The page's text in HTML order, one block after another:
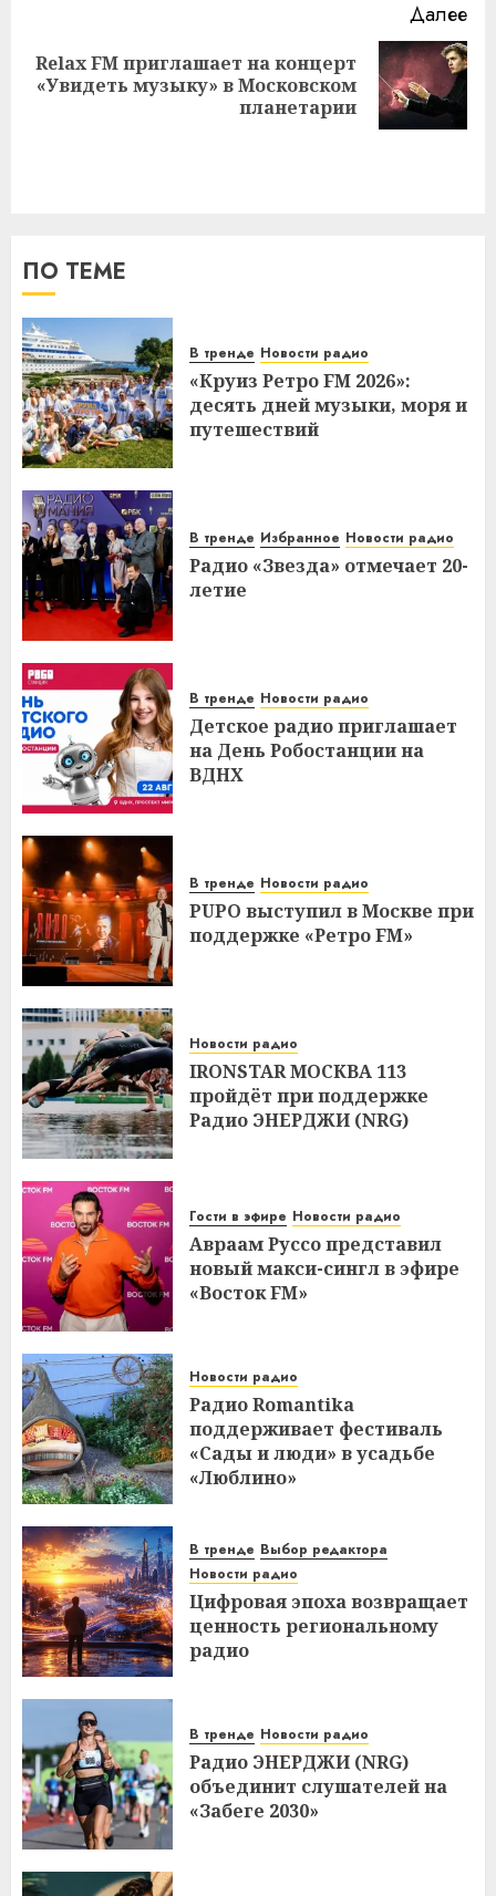
Далее
Следующая
Relax FM приглашает на концерт
«Увидеть музыку» в Московском
планетарии
ПО ТЕМЕ
В тренде Новости радио
«Круиз Ретро FM 2026»:
десять дней музыки, моря и
путешествий
В тренде Избранное Новости радио
Радио «Звезда» отмечает 20-
летие
В тренде Новости радио
Детское радио приглашает
на День Робостанции на
ВДНХ
В тренде Новости радио
PUPO выступил в Москве при
поддержке «Ретро FM»
Новости радио
IRONSTAR МОСКВА 113
пройдёт при поддержке
Радио ЭНЕРДЖИ (NRG)
Гости в эфире Новости радио
Авраам Руссо представил
новый макси-сингл в эфире
«Восток FM»
Новости радио
Радио Romantika
поддерживает фестиваль
«Сады и люди» в усадьбе
«Люблино»
В тренде Выбор редактора
Новости радио
Цифровая эпоха возвращает
ценность региональному
радио
В тренде Новости радио
Радио ЭНЕРДЖИ (NRG)
объединит слушателей на
«Забеге 2030»